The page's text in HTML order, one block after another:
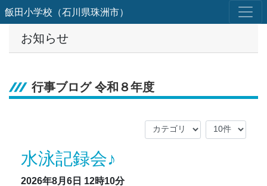
飯田小学校（石川県珠洲市）
お知らせ
行事ブログ 令和８年度
水泳記録会♪
2026年8月6日 12時10分